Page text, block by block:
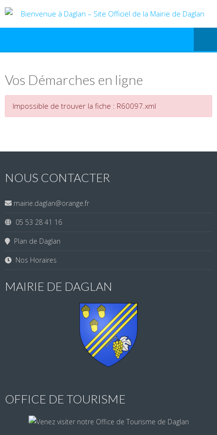
Vos Démarches en ligne
Impossible de trouver la fiche : R60097.xml
NOUS CONTACTER
mairie.daglan@orange.fr
05 53 28 41 16
Plan de Daglan
Nos Horaires
MAIRIE DE DAGLAN
OFFICE DE TOURISME